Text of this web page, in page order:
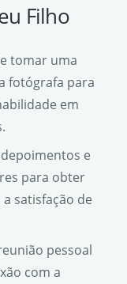
Filho
tomar uma
fotógrafa para
em
e
para obter
satisfação de
pessoal
com a